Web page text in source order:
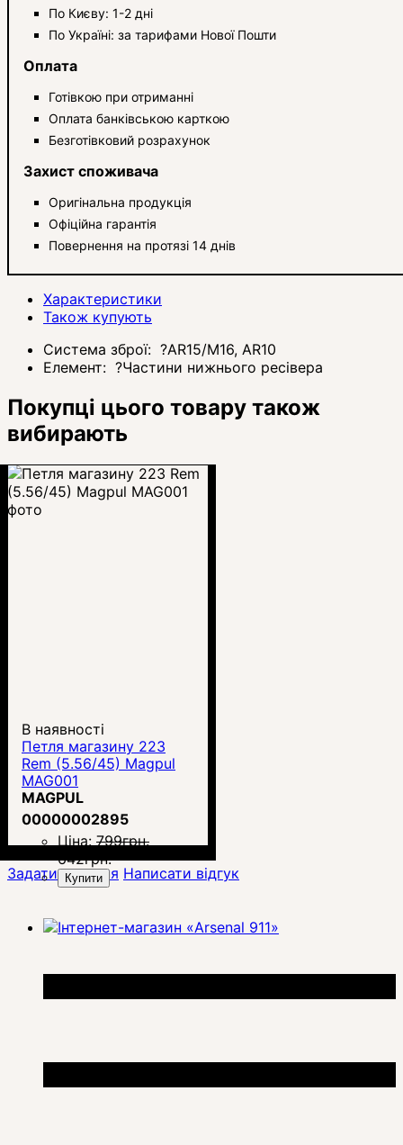
По Києву: 1-2 дні
По Україні: за тарифами Нової Пошти
Оплата
Готівкою при отриманні
Оплата банківською карткою
Безготівковий розрахунок
Захист споживача
Оригінальна продукція
Офіційна гарантія
Повернення на протязі 14 днів
Характеристики
Також купують
Система зброї: ?AR15/M16, AR10
Елемент: ?Частини нижнього ресівера
Покупці цього товару також
вибирають
В наявності
Петля магазину 223
Rem (5.56/45) Magpul
MAG001
MAGPUL
00000002895
Ціна: 799грн.
642грн.
Купити
Задати питання Написати відгук